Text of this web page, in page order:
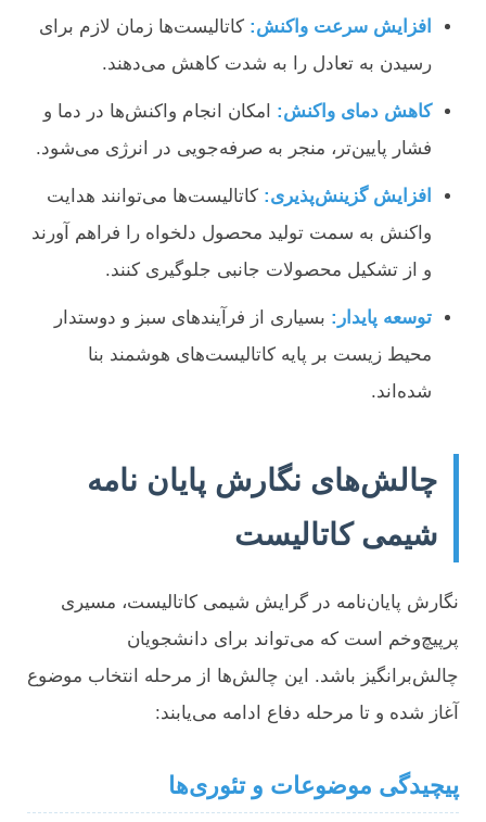
افزایش سرعت واکنش: کاتالیست‌ها زمان لازم برای
رسیدن به تعادل را به شدت کاهش می‌دهند.
کاهش دمای واکنش: امکان انجام واکنش‌ها در دما و
فشار پایین‌تر، منجر به صرفه‌جویی در انرژی می‌شود.
افزایش گزینش‌پذیری: کاتالیست‌ها می‌توانند هدایت
واکنش به سمت تولید محصول دلخواه را فراهم آورند
و از تشکیل محصولات جانبی جلوگیری کنند.
توسعه پایدار: بسیاری از فرآیندهای سبز و دوستدار
محیط زیست بر پایه کاتالیست‌های هوشمند بنا
شده‌اند.
چالش‌های نگارش پایان نامه
شیمی کاتالیست
نگارش پایان‌نامه در گرایش شیمی کاتالیست، مسیری
پرپیچ‌وخم است که می‌تواند برای دانشجویان
چالش‌برانگیز باشد. این چالش‌ها از مرحله انتخاب موضوع
آغاز شده و تا مرحله دفاع ادامه می‌یابند:
پیچیدگی موضوعات و تئوری‌ها